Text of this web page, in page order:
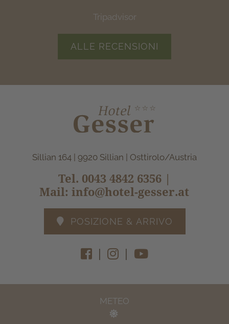
Tripadvisor
Tripadvisor
ALLE RECENSIONI
Sillian 164 | 9920 Sillian | Osttirolo/Austria
Tel. 0043 4842 6356|
Mail:info@hotel-gesser.at
POSIZIONE & ARRIVO
| |
METEO